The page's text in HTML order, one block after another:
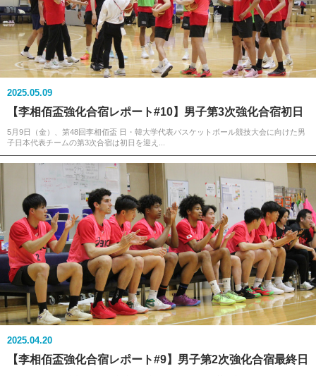
2025.05.09
【李相佰盃強化合宿レポート#10】男子第3次強化合宿初日
5月9日（金）、第48回李相佰盃 日・韓大学代表バスケットボール競技大会に向けた男
子日本代表チームの第3次合宿は初日を迎え...
2025.04.20
【李相佰盃強化合宿レポート#9】男子第2次強化合宿最終日